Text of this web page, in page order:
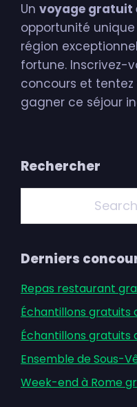
Un voyage gratuit
opportunité
région
fortune. Inscrivez-
concours et
gagner ce séjour
Primary
Sidebar
Rechercher
website
Derniers
Repas restaurant
Échantillons gratuits
Échantillons gratuits
Ensemble de Sous-
Week-end à Rome